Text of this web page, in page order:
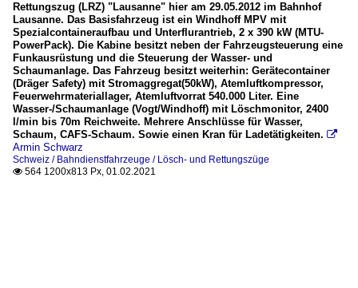
Rettungszug (LRZ) "Lausanne" hier am 29.05.2012 im Bahnhof
Lausanne. Das Basisfahrzeug ist ein Windhoff MPV mit
Spezialcontaineraufbau und Unterflurantrieb, 2 x 390 kW (MTU-
PowerPack). Die Kabine besitzt neben der Fahrzeugsteuerung eine
Funkausrüstung und die Steuerung der Wasser- und
Schaumanlage. Das Fahrzeug besitzt weiterhin: Gerätecontainer
(Dräger Safety) mit Stromaggregat(50kW), Atemluftkompressor,
Feuerwehrmateriallager, Atemluftvorrat 540.000 Liter. Eine
Wasser-/Schaumanlage (Vogt/Windhoff) mit Löschmonitor, 2400
l/min bis 70m Reichweite. Mehrere Anschlüsse für Wasser,
Schaum, CAFS-Schaum. Sowie einen Kran für Ladetätigkeiten. 
Armin Schwarz
Schweiz / Bahndienstfahrzeuge / Lösch- und Rettungszüge
 564 1200x813 Px, 01.02.2021